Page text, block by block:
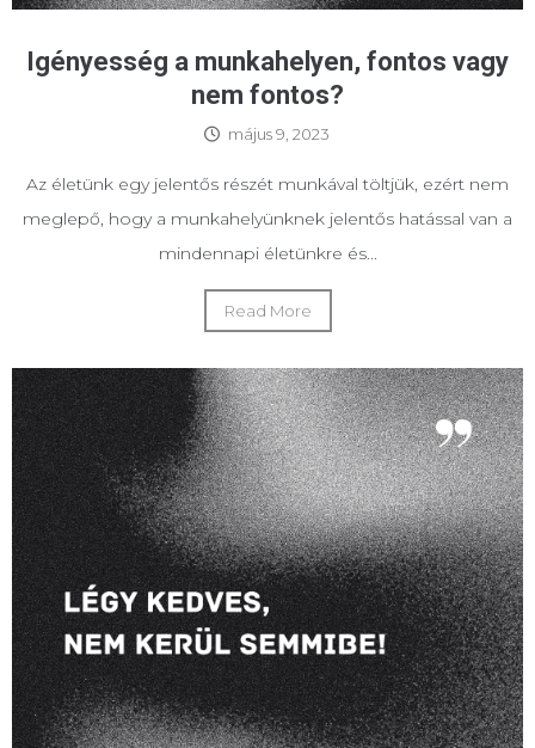
Igényesség a munkahelyen, fontos vagy
nem fontos?
május 9, 2023
Az életünk egy jelentős részét munkával töltjük, ezért nem
meglepő, hogy a munkahelyünknek jelentős hatással van a
mindennapi életünkre és...
Read More